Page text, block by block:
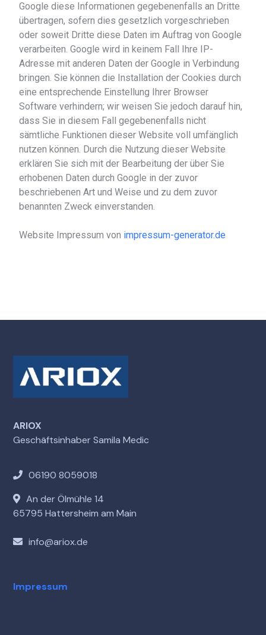
Google diese Informationen gegebenenfalls an Dritte
übertragen, sofern dies gesetzlich vorgeschrieben
oder soweit Dritte diese Daten im Auftrag von Google
verarbeiten. Google wird in keinem Fall Ihre IP-
Adresse mit anderen Daten der Google in Verbindung
bringen. Sie können die Installation der Cookies durch
eine entsprechende Einstellung Ihrer Browser
Software verhindern; wir weisen Sie jedoch darauf hin,
dass Sie in diesem Fall gegebenenfalls nicht
sämtliche Funktionen dieser Website voll umfänglich
nutzen können. Durch die Nutzung dieser Website
erklären Sie sich mit der Bearbeitung der über Sie
erhobenen Daten durch Google in der zuvor
beschriebenen Art und Weise und zu dem zuvor
benannten Zweck einverstanden.
Website Impressum von impressum-generator.de
ARIOX
Geschäftsinhaber Samila Medic
06190 8059018
An der Ölmühle 14
65795 Hattersheim am Main
info@ariox.de
Impressum